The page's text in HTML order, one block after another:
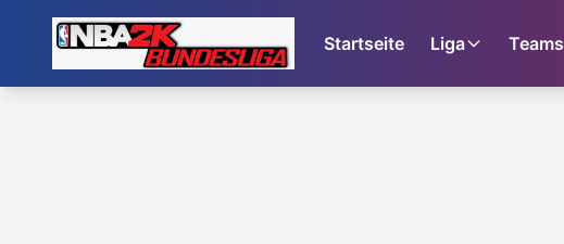
Startseite Liga Teams